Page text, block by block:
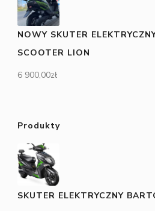
NOWY SKUTER
SCOOTER LION
6 900,00zł
Produkty
SKUTER ELEKTRYCZNY